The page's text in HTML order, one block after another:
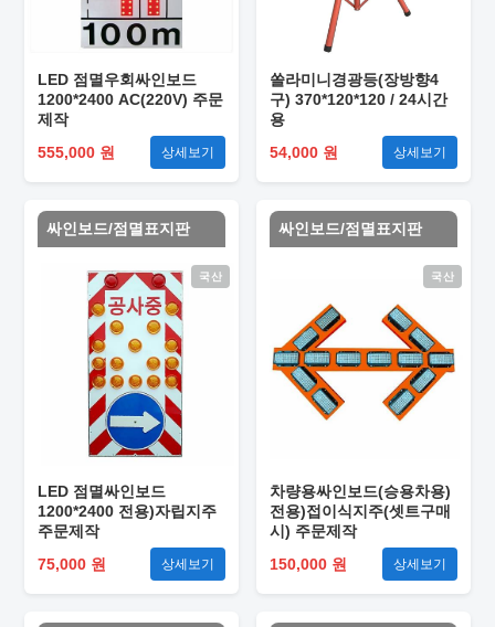
LED 점멸우회싸인보드
1200*2400 AC(220V) 주문
제작
555,000 원
상세보기
쏠라미니경광등(장방향4
구) 370*120*120 / 24시간
용
54,000 원
상세보기
싸인보드/점멸표지판
국산
LED 점멸싸인보드
1200*2400 전용)자립지주
주문제작
75,000 원
상세보기
싸인보드/점멸표지판
국산
차량용싸인보드(승용차용)
전용)접이식지주(셋트구매
시) 주문제작
150,000 원
상세보기